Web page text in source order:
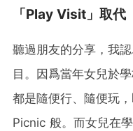
「Play Visit」取代
聽過朋友的分享，我
目。因爲當年女兒於
都是隨便行、隨便玩
Picnic 般。而女兒在